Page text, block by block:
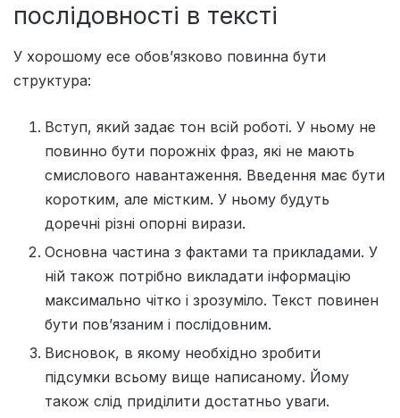
послідовності в тексті
У хорошому есе обов’язково повинна бути
структура:
Вступ, який задає тон всій роботі. У ньому не
повинно бути порожніх фраз, які не мають
смислового навантаження. Введення має бути
коротким, але містким. У ньому будуть
доречні різні опорні вирази.
Основна частина з фактами та прикладами. У
ній також потрібно викладати інформацію
максимально чітко і зрозуміло. Текст повинен
бути пов’язаним і послідовним.
Висновок, в якому необхідно зробити
підсумки всьому вище написаному. Йому
також слід приділити достатньо уваги.